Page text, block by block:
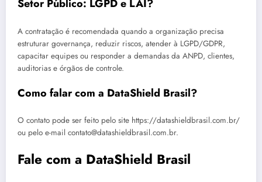
Setor Público: LGPD e LAI?
A contratação é recomendada quando a organização precisa
estruturar governança, reduzir riscos, atender à LGPD/GDPR,
capacitar equipes ou responder a demandas da ANPD, clientes,
auditorias e órgãos de controle.
Como falar com a DataShield Brasil?
O contato pode ser feito pelo site https://datashieldbrasil.com.br/
ou pelo e-mail contato@datashieldbrasil.com.br.
Fale com a DataShield Brasil